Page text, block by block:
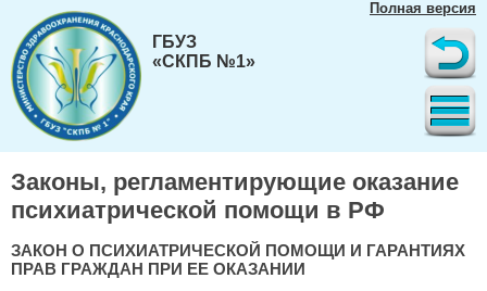
Полная версия
ГБУЗ
«СКПБ №1»
Законы, регламентирующие оказание
психиатрической помощи в РФ
ЗАКОН О ПСИХИАТРИЧЕСКОЙ ПОМОЩИ И ГАРАНТИЯХ
ПРАВ ГРАЖДАН ПРИ ЕЕ ОКАЗАНИИ